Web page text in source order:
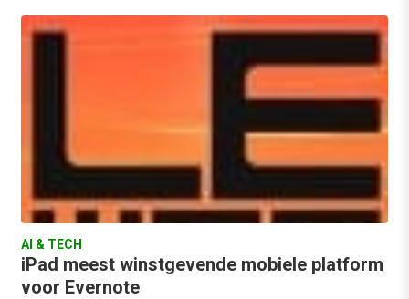
AI & TECH
iPad meest winstgevende mobiele platform
voor Evernote